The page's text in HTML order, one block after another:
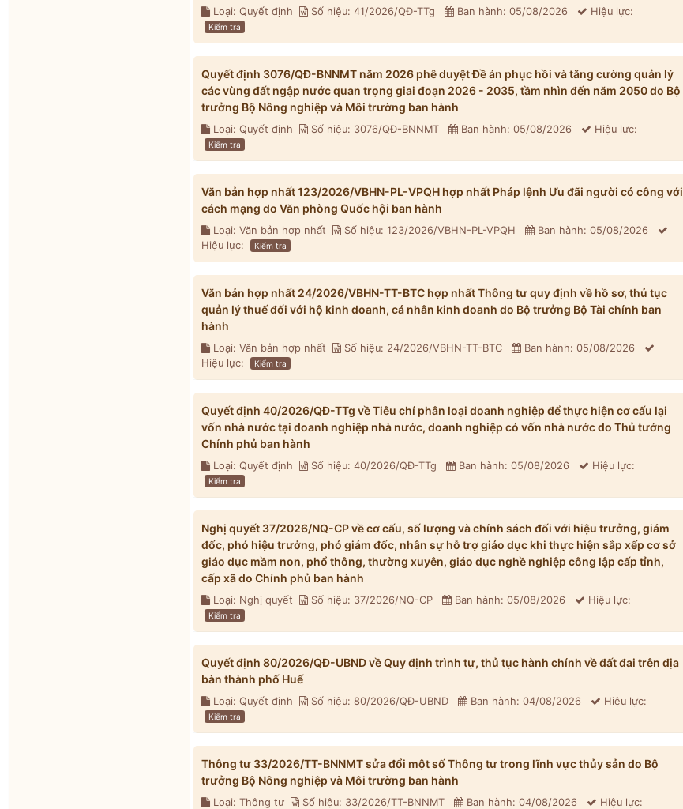
Loại: Quyết định Số hiệu: 41/2026/QĐ-TTg Ban hành: 05/08/2026 Hiệu lực:
Kiểm tra
Quyết định 3076/QĐ-BNNMT năm 2026 phê duyệt Đề án phục hồi và tăng cường quản lý
các vùng đất ngập nước quan trọng giai đoạn 2026 - 2035, tầm nhìn đến năm 2050 do Bộ
trưởng Bộ Nông nghiệp và Môi trường ban hành
Loại: Quyết định Số hiệu: 3076/QĐ-BNNMT Ban hành: 05/08/2026 Hiệu lực:
Kiểm tra
Văn bản hợp nhất 123/2026/VBHN-PL-VPQH hợp nhất Pháp lệnh Ưu đãi người có công với
cách mạng do Văn phòng Quốc hội ban hành
Loại: Văn bản hợp nhất Số hiệu: 123/2026/VBHN-PL-VPQH
Ban hành: 05/08/2026
Hiệu lực:
Kiểm tra
Văn bản hợp nhất 24/2026/VBHN-TT-BTC hợp nhất Thông tư quy định về hồ sơ, thủ tục
quản lý thuế đối với hộ kinh doanh, cá nhân kinh doanh do Bộ trưởng Bộ Tài chính ban
hành
Loại: Văn bản hợp nhất Số hiệu: 24/2026/VBHN-TT-BTC
Ban hành: 05/08/2026
Hiệu lực:
Kiểm tra
Quyết định 40/2026/QĐ-TTg về Tiêu chí phân loại doanh nghiệp để thực hiện cơ cấu lại
vốn nhà nước tại doanh nghiệp nhà nước, doanh nghiệp có vốn nhà nước do Thủ tướng
Chính phủ ban hành
Loại: Quyết định Số hiệu: 40/2026/QĐ-TTg Ban hành: 05/08/2026 Hiệu lực:
Kiểm tra
Nghị quyết 37/2026/NQ-CP về cơ cấu, số lượng và chính sách đối với hiệu trưởng, giám
đốc, phó hiệu trưởng, phó giám đốc, nhân sự hỗ trợ giáo dục khi thực hiện sắp xếp cơ sở
giáo dục mầm non, phổ thông, thường xuyên, giáo dục nghề nghiệp công lập cấp tỉnh,
cấp xã do Chính phủ ban hành
Loại: Nghị quyết Số hiệu: 37/2026/NQ-CP Ban hành: 05/08/2026 Hiệu lực:
Kiểm tra
Quyết định 80/2026/QĐ-UBND về Quy định trình tự, thủ tục hành chính về đất đai trên địa
bàn thành phố Huế
Loại: Quyết định Số hiệu: 80/2026/QĐ-UBND Ban hành: 04/08/2026 Hiệu lực:
Kiểm tra
Thông tư 33/2026/TT-BNNMT sửa đổi một số Thông tư trong lĩnh vực thủy sản do Bộ
trưởng Bộ Nông nghiệp và Môi trường ban hành
Loại: Thông tư Số hiệu: 33/2026/TT-BNNMT Ban hành: 04/08/2026 Hiệu lực: